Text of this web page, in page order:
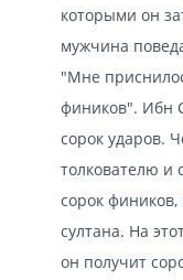
которыми он
мужчина
"Мне
фиников". Ибн
сорок ударов.
толкователю и
сорок
султана. На
он получит